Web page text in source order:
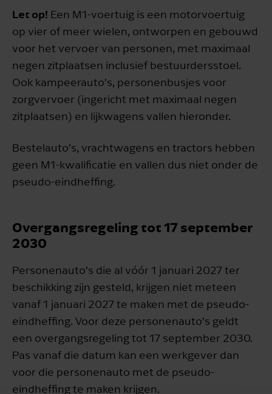
Let op! Een M1-voertuig is een motorvoertuig
op vier of meer wielen, ontworpen en gebouwd
voor het vervoer van personen, met maximaal
negen zitplaatsen inclusief bestuurdersstoel.
Ook kampeerauto’s, personenbusjes voor
zorgvervoer (ingericht met maximaal negen
zitplaatsen) en lijkwagens vallen hieronder.
Bestelauto’s, vrachtwagens en tractors hebben
geen M1-kwalificatie en vallen dus niet onder de
pseudo-eindheffing.
Overgangsregeling tot 17 september
2030
Personenauto’s die al vóór 1 januari 2027 ter
beschikking zijn gesteld, krijgen niet meteen
vanaf 1 januari 2027 te maken met de pseudo-
eindheffing. Voor deze personenauto’s geldt
een overgangsregeling tot 17 september 2030.
Pas vanaf die datum kan een werkgever dan
voor die personenauto met de pseudo-
eindheffing te maken krijgen.
STUUR MIJ DE
WHITEPAPER "PSEUDO-
EINDHEFFING: EXTRA